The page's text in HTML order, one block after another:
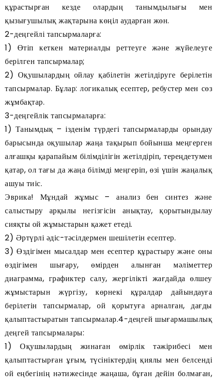
құрастырған кезде олардың танымдылығы мен
қызығушылық жақтарына көңіл аударған жөн.
2-деңгейлі тапсырмаларға:
1) Өтіп кеткен материалды реттеуге және жүйелеуге
берілген тапсырмалар;
2) Оқушылардың ойлау қабілетін жетілдіруге берілетін
тапсырмалар. Бұлар: логикалық есептер, ребустер мен сөз
жұмбақтар.
3-деңгейлік тапсырмаларға:
1) Танымдық – ізденім түрдегі тапсырмаларды орындау
барысында оқушылар жаңа тақырып бойынша меңгерген
алғашқы қарапайым білімділігін жетілдіріп, тереңдетумен
қатар, ол тағы да жаңа білімді меңгеріп, өзі үшін жаңалық
ашуы тиіс.
Эврика! Мұндай жұмыс – анализ бен синтез және
салыстыру арқылы негізгісін анықтау, қорытындылау
сияқты ой жұмыстарын қажет етеді.
2) Әртүрлі әдіс-тәсілдермен шешілетін есептер.
3) Өздігімен мысалдар мен есептер құрастыру және оны
өздігімен шығару, өмірден алынған мәліметтер
диаграмма, графиктер салу, жергілікті жағдайда өлшеу
жұмыстарын жүргізу, көрнекі құралдар дайындауға
берілетін тапсырмалар, ой қорытуға арналған, дағды
қалыптастыратын тапсырмалар.4-деңгей шығармашылық
деңгей тапсырмалары:
1) Оқушылардың жинаған өмірлік тәжірибесі мен
қалыптастырған ұғым, түсініктердің қиялы мен белсенді
ой еңбегінің нәтижесінде жаңаша, бұған дейін болмаған,